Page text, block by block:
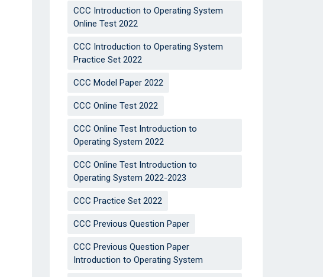
CCC Introduction to Operating System
Online Test 2022
CCC Introduction to Operating System
Practice Set 2022
CCC Model Paper 2022
CCC Online Test 2022
CCC Online Test Introduction to
Operating System 2022
CCC Online Test Introduction to
Operating System 2022-2023
CCC Practice Set 2022
CCC Previous Question Paper
CCC Previous Question Paper
Introduction to Operating System